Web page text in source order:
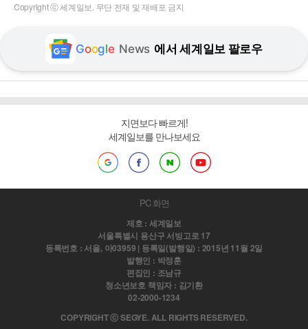
Copyright ⓒ 세계일보. 무단 전재 및 재배포 금지
Google News 에서 세계일보 팔로우
지면보다 빠르게!
세계일보를 만나보세요
PC 화면
제호 : 세계일보
서울특별시 용산구 서빙고로 17
등록번호 : 서울, 아03959 | 등록일(발행일) : 2015년 11월 2일
발행인 : 박정훈
편집인 : 조남규
청소년보호 책임자 : 김기환
02-2000-1234
COPYRIGHT ⓒ SEGYE. ALL RIGHTS RESERVED.